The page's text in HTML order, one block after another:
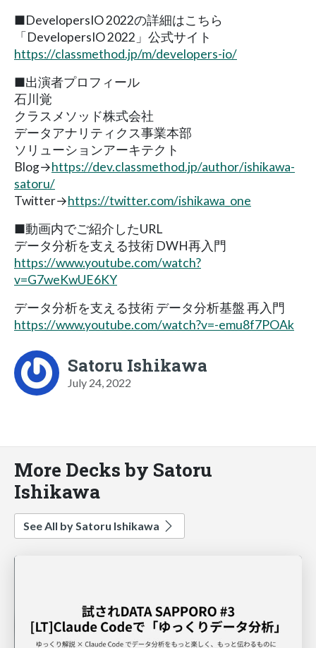
■DevelopersIO 2022の詳細はこちら
「DevelopersIO 2022」公式サイト
https://classmethod.jp/m/developers-io/
■出演者プロフィール
石川覚
クラスメソッド株式会社
データアナリティクス事業本部
ソリューションアーキテクト
Blog→https://dev.classmethod.jp/author/ishikawa-
satoru/
Twitter→https://twitter.com/ishikawa_one
■動画内でご紹介したURL
データ分析を支える技術 DWH再入門
https://www.youtube.com/watch?
v=G7weKwUE6KY
データ分析を支える技術 データ分析基盤 再入門
https://www.youtube.com/watch?v=-emu8f7POAk
Satoru Ishikawa
July 24, 2022
More Decks by Satoru
Ishikawa
See All by Satoru Ishikawa